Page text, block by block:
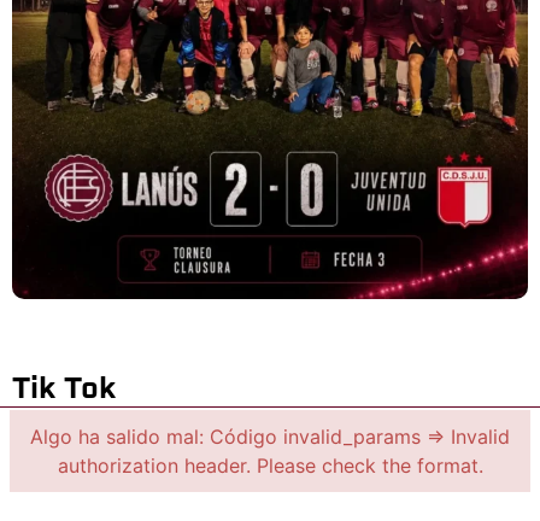
Tik Tok
Algo ha salido mal: Código invalid_params => Invalid
authorization header. Please check the format.